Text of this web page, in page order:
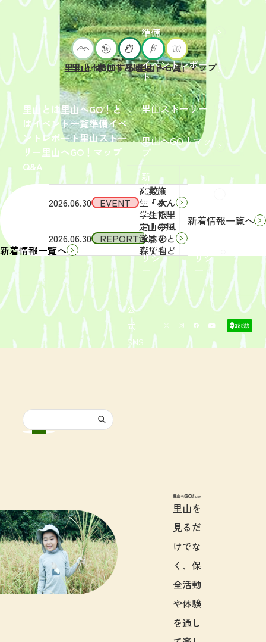
里山とは里山へGO！と
はイベント一覧準備イベ
ントレポート里山ストー
リー里山へGO！マップ
Q&A
準備
イベントレポー
ト
里山ストーリー
里山へGO！マッ
プ
新
着
情
報
サイ
トポ
リシ
ー
リシ
ー
公
式
SNS
里山とは
里山へGO！とは
参加するには？
イベント一覧
里山へGO！マップ
新着情報一覧へ
2026.06.30 EVENT
2026年9
月19日
（土）
開催
「【東
京ポイ
ント対
象】中
学生・
高校
生・大
学生限
定！宇
津木の
森で自
然体
験！」
募集を
開始し
まし
2026.06.30 REPORT
2026年
6月13
（土）
実施
「みん
なで里
山の風
景をと
りもど
そ
う！」
活動レ
ポート
を掲載
しまし
た。
新着情報一覧へ
里山へGO!と
里山を
見るだ
けでな
く、保
全活動
や体験
を通し